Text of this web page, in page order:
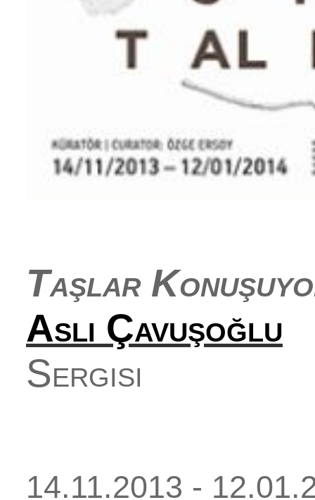
Taşlar
Aslı Çavuşoğlu
Sergisi
14.11.2013 -